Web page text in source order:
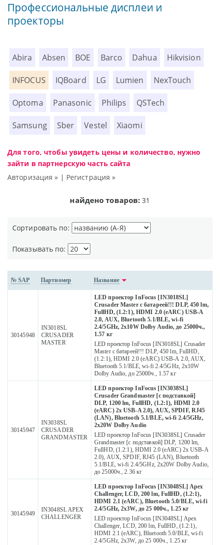
Профессиональные дисплеи и
проекторы
Abira Absen BOE Barco Dahua Hikvision
INFOCUS IQBoard LG Lumien NexTouch
Optoma Panasonic Philips QSTech
Samsung Sber Vestel Xiaomi
Для того, чтобы увидеть цены и количество, нужно
зайти в партнерскую часть сайта
Авторизация » | Регистрация »
найдено товаров: 31
Сортировать по:
Показывать по:
№ SAP Партномер Название
30145948
IN3018SL
CRUSADER
MASTER
LED проектор InFocus [IN3018SL]
Crusader Master с батареей!!! DLP, 450 lm,
FullHD, (1.2:1), HDMI 2.0 (eARC) USB-A
2.0, AUX, Bluetooth 5.1/BLE, wi-fi
2.4/5GHz, 2х10W Dolby Audio, до 25000ч.,
1.57 кг
LED проектор InFocus [IN3018SL] Crusader
Master с батареей!!! DLP, 450 lm, FullHD,
(1.2:1), HDMI 2.0 (eARC) USB-A 2.0, AUX,
Bluetooth 5.1/BLE, wi-fi 2.4/5GHz, 2х10W
Dolby Audio, до 25000ч., 1.57 кг
30145947
IN3038SL
CRUSADER
GRANDMASTER
LED проектор InFocus [IN3038SL]
Crusader Grandmaster [с подставкой]
DLP, 1200 lm, FullHD, (1.2:1), HDMI 2.0
(eARC) 2x USB-A 2.0), AUX, SPDIF, RJ45
(LAN), Bluetooth 5.1/BLE, wi-fi 2.4/5GHz,
2х20W Dolby Audio
LED проектор InFocus [IN3038SL] Crusader
Grandmaster [с подставкой] DLP, 1200 lm,
FullHD, (1.2:1), HDMI 2.0 (eARC) 2x USB-A
2.0), AUX, SPDIF, RJ45 (LAN), Bluetooth
5.1/BLE, wi-fi 2.4/5GHz, 2х20W Dolby Audio,
до 25000ч., 2.36 кг
30145949
IN3048SL APEX
CHALLENGER
LED проектор InFocus [IN3048SL] Apex
Challenger, LCD, 200 lm, FullHD, (1.2:1),
HDMI 2.1 (eARC), Bluetooth 5.0/BLE, wi-fi
2.4/5GHz, 2х3W, до 25 000ч., 1.25 кг
LED проектор InFocus [IN3048SL] Apex
Challenger, LCD, 200 lm, FullHD, (1.2:1),
HDMI 2.1 (eARC), Bluetooth 5.0/BLE, wi-fi
2.4/5GHz, 2х3W, до 25 000ч., 1.25 кг